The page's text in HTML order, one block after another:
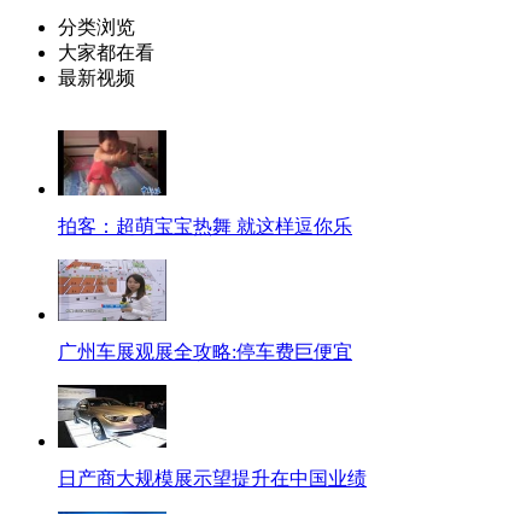
分类浏览
大家都在看
最新视频
拍客：超萌宝宝热舞 就这样逗你乐
广州车展观展全攻略:停车费巨便宜
日产商大规模展示望提升在中国业绩